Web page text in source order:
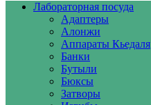
Лабораторная посуда
Адаптеры
Алонжи
Аппараты Кьедаля
Банки
Бутыли
Бюксы
Затворы